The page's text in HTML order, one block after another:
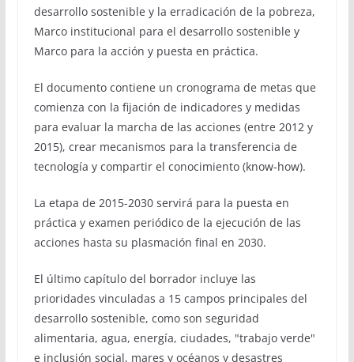
desarrollo sostenible y la erradicación de la pobreza,
Marco institucional para el desarrollo sostenible y
Marco para la acción y puesta en práctica.
El documento contiene un cronograma de metas que
comienza con la fijación de indicadores y medidas
para evaluar la marcha de las acciones (entre 2012 y
2015), crear mecanismos para la transferencia de
tecnología y compartir el conocimiento (know-how).
La etapa de 2015-2030 servirá para la puesta en
práctica y examen periódico de la ejecución de las
acciones hasta su plasmación final en 2030.
El último capítulo del borrador incluye las
prioridades vinculadas a 15 campos principales del
desarrollo sostenible, como son seguridad
alimentaria, agua, energía, ciudades, "trabajo verde"
e inclusión social, mares y océanos y desastres